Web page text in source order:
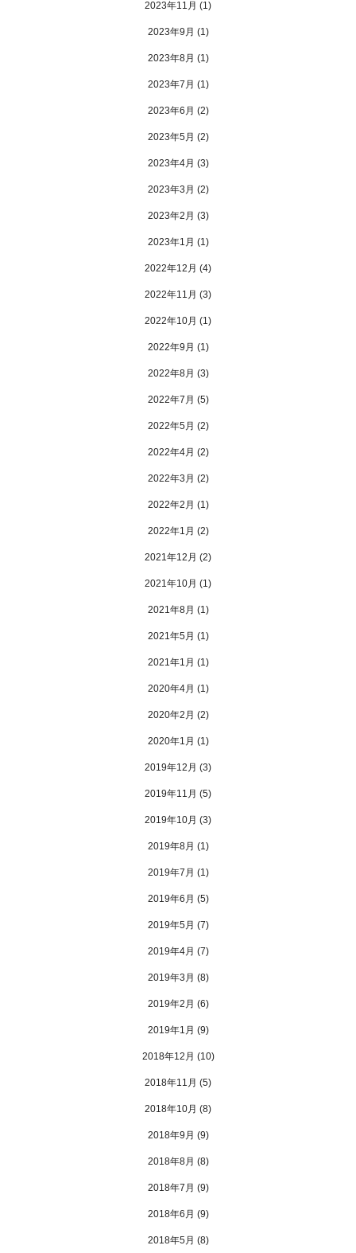
2023年11月 (1)
2023年9月 (1)
2023年8月 (1)
2023年7月 (1)
2023年6月 (2)
2023年5月 (2)
2023年4月 (3)
2023年3月 (2)
2023年2月 (3)
2023年1月 (1)
2022年12月 (4)
2022年11月 (3)
2022年10月 (1)
2022年9月 (1)
2022年8月 (3)
2022年7月 (5)
2022年5月 (2)
2022年4月 (2)
2022年3月 (2)
2022年2月 (1)
2022年1月 (2)
2021年12月 (2)
2021年10月 (1)
2021年8月 (1)
2021年5月 (1)
2021年1月 (1)
2020年4月 (1)
2020年2月 (2)
2020年1月 (1)
2019年12月 (3)
2019年11月 (5)
2019年10月 (3)
2019年8月 (1)
2019年7月 (1)
2019年6月 (5)
2019年5月 (7)
2019年4月 (7)
2019年3月 (8)
2019年2月 (6)
2019年1月 (9)
2018年12月 (10)
2018年11月 (5)
2018年10月 (8)
2018年9月 (9)
2018年8月 (8)
2018年7月 (9)
2018年6月 (9)
2018年5月 (8)